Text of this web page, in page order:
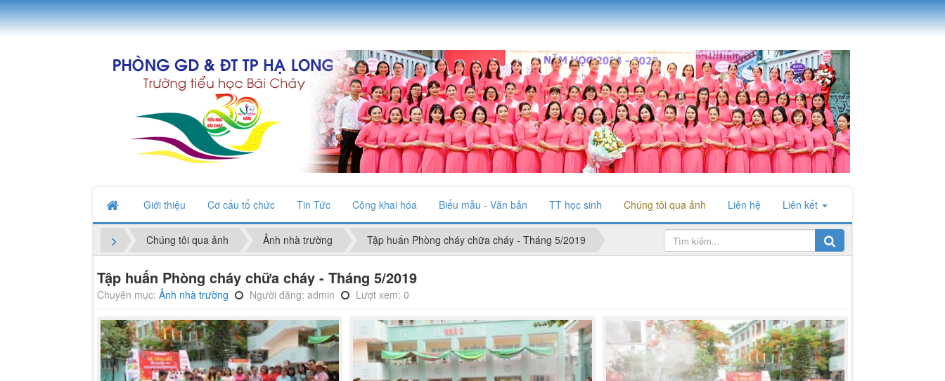
Giới thiệu Cơ cấu tổ chức Tin Tức Công khai hóa Biểu mẫu - Văn bản TT học sinh Chúng tôi qua ảnh Liên hệ Liên kết
Chúng tôi qua ảnh Ảnh nhà trường Tập huấn Phòng cháy chữa cháy - Tháng 5/2019
Tập huấn Phòng cháy chữa cháy - Tháng 5/2019
Chuyên mục: Ảnh nhà trường Người đăng: admin Lượt xem: 0